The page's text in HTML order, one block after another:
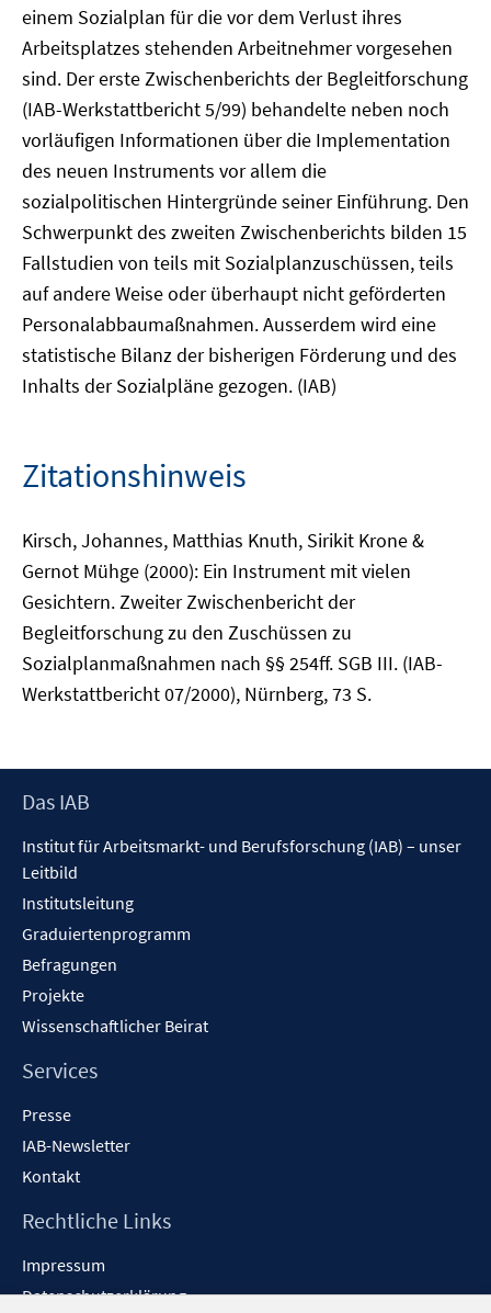
einem Sozialplan für die vor dem Verlust ihres
Arbeitsplatzes stehenden Arbeitnehmer vorgesehen
sind. Der erste Zwischenberichts der Begleitforschung
(IAB-Werkstattbericht 5/99) behandelte neben noch
vorläufigen Informationen über die Implementation
des neuen Instruments vor allem die
sozialpolitischen Hintergründe seiner Einführung. Den
Schwerpunkt des zweiten Zwischenberichts bilden 15
Fallstudien von teils mit Sozialplanzuschüssen, teils
auf andere Weise oder überhaupt nicht geförderten
Personalabbaumaßnahmen. Ausserdem wird eine
statistische Bilanz der bisherigen Förderung und des
Inhalts der Sozialpläne gezogen. (IAB)
Zitationshinweis
Kirsch, Johannes, Matthias Knuth, Sirikit Krone &
Gernot Mühge (2000): Ein Instrument mit vielen
Gesichtern. Zweiter Zwischenbericht der
Begleitforschung zu den Zuschüssen zu
Sozialplanmaßnahmen nach §§ 254ff. SGB III. (IAB-
Werkstattbericht 07/2000), Nürnberg, 73 S.
Footer
Das IAB
Institut für Arbeitsmarkt- und Berufsforschung (IAB) – unser
Leitbild
Institutsleitung
Graduiertenprogramm
Befragungen
Projekte
Wissenschaftlicher Beirat
Services
Presse
IAB-Newsletter
Kontakt
Rechtliche Links
Impressum
Datenschutzerklärung